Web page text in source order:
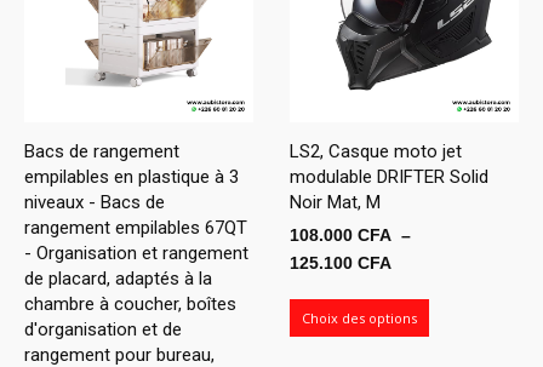
Bacs de rangement
empilables en plastique à 3
niveaux - Bacs de
rangement empilables 67QT
- Organisation et rangement
de placard, adaptés à la
chambre à coucher, boîtes
d'organisation et de
rangement pour bureau,
LS2, Casque moto jet
modulable DRIFTER Solid
Noir Mat, M
108.000 CFA –
125.100 CFA
prix :
Choix des options